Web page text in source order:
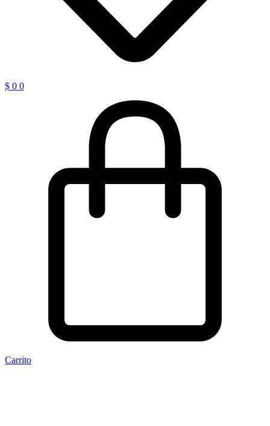
$ 0 0
Carrito